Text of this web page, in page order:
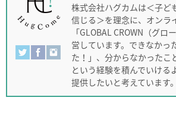
株式会社ハグカムは＜子ど
信じる＞を理念に、オンラ
「GLOBAL CROWN（グ
営しています。できなかっ
た！」、分からなかったこ
という経験を積んでいける
提供したいと考えています。